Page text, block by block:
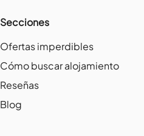
Secciones
Ofertas imperdibles
Cómo buscar alojamiento
Reseñas
Blog